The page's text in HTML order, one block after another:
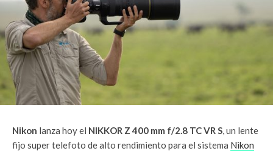
Nikon lanza hoy el NIKKOR Z 400 mm f/2.8 TC VR S , un lente
fijo super telefoto de alto rendimiento para el sistema Nikon